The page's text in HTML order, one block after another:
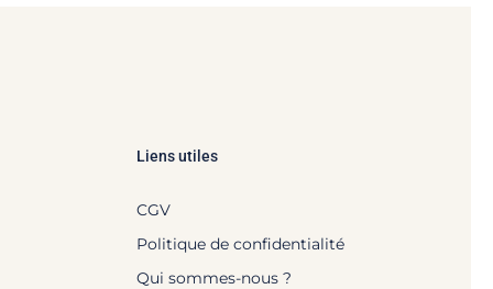
Liens utiles
CGV
Politique de confidentialité
Qui sommes-nous ?